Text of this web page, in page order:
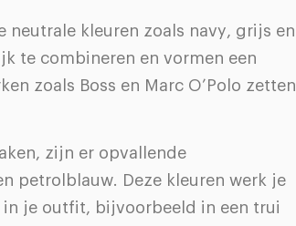
neutrale kleuren zoals navy, grijs en
te combineren en vormen een
zoals Boss en Marc O’Polo zetten
zijn er opvallende
petrolblauw. Deze kleuren werk je
in je outfit, bijvoorbeeld in een trui